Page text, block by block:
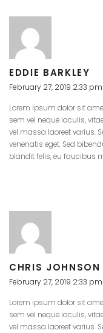
EDDIE BARKLEY
February 27, 2019 2:33 pm
Lorem ipsum dolor sit
sem vel neque iaculis,
vel massa laoreet varius.
venenatis eget. Sed
blandit felis, eu faucibus
CHRIS JOHNSON
February 27, 2019 2:33 pm
Lorem ipsum dolor sit
sem vel neque iaculis,
vel massa laoreet varius.